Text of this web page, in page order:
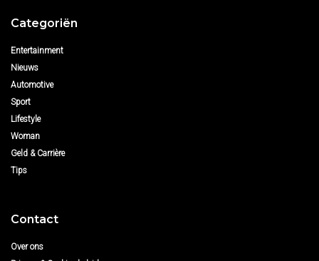
Categoriën
Entertainment
Nieuws
Automotive
Sport
Lifestyle
Woman
Geld & Carrière
Tips
Contact
Over ons